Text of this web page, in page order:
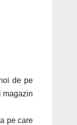
de pe
magazin
pe care